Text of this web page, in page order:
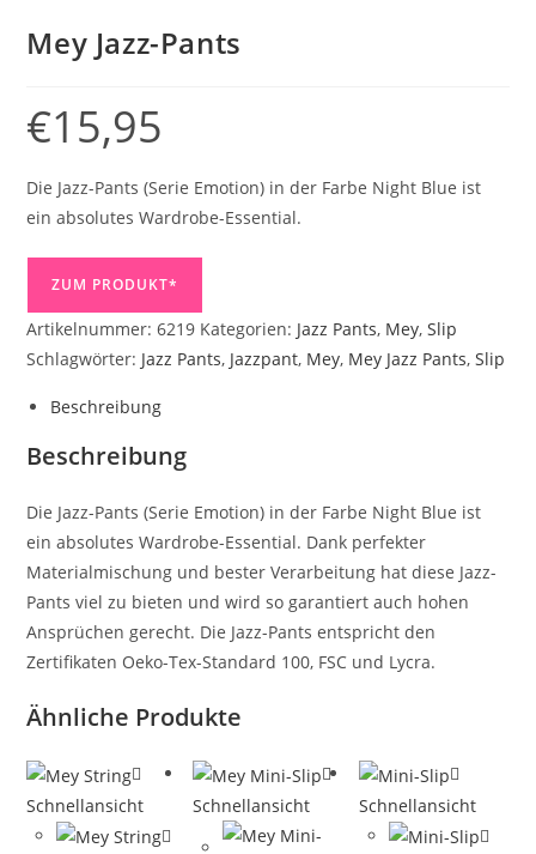
Mey Jazz-Pants
€15,95
Die Jazz-Pants (Serie Emotion) in der Farbe Night Blue ist
ein absolutes Wardrobe-Essential.
ZUM PRODUKT*
Artikelnummer:6219 Kategorien: Jazz Pants, Mey,Slip
Schlagwörter: Jazz Pants, Jazzpant, Mey, Mey Jazz Pants,Slip
Beschreibung
Beschreibung
Die Jazz-Pants (Serie Emotion) in der Farbe Night Blue ist
ein absolutes Wardrobe-Essential. Dank perfekter
Materialmischung und bester Verarbeitung hat diese Jazz-
Pants viel zu bieten und wird so garantiert auch hohen
Ansprüchen gerecht. Die Jazz-Pants entspricht den
Zertifikaten Oeko-Tex-Standard 100, FSC und Lycra.
Ähnliche Produkte
Schnellansicht Schnellansicht Schnellansicht